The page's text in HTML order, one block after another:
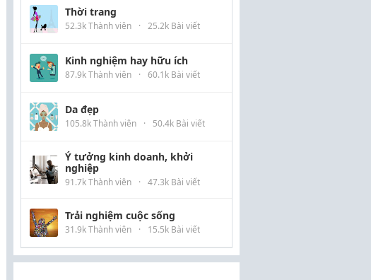
Thời trang
52.3k Thành viên · 25.2k Bài viết
Kinh nghiệm hay hữu ích
87.9k Thành viên · 60.1k Bài viết
Da đẹp
105.8k Thành viên · 50.4k Bài viết
Ý tưởng kinh doanh, khởi
nghiệp
91.7k Thành viên · 47.3k Bài viết
Trải nghiệm cuộc sống
31.9k Thành viên · 15.5k Bài viết